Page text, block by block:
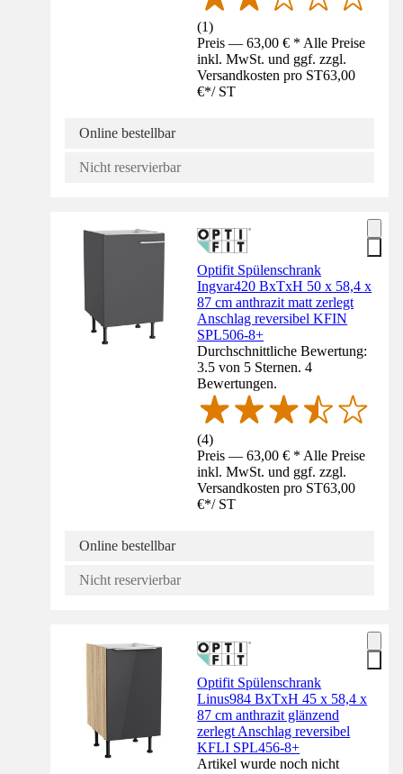
(1)
Preis — 63,00 € * Alle Preise
inkl. MwSt. und ggf. zzgl.
Versandkosten pro ST63,00
€*/ ST
Online bestellbar
Nicht reservierbar
Optifit Spülenschrank
Ingvar420 BxTxH 50 x 58,4 x
87 cm anthrazit matt zerlegt
Anschlag reversibel KFIN
SPL506-8+
Durchschnittliche Bewertung:
3.5 von 5 Sternen. 4
Bewertungen.
(4)
Preis — 63,00 € * Alle Preise
inkl. MwSt. und ggf. zzgl.
Versandkosten pro ST63,00
€*/ ST
Online bestellbar
Nicht reservierbar
Optifit Spülenschrank
Linus984 BxTxH 45 x 58,4 x
87 cm anthrazit glänzend
zerlegt Anschlag reversibel
KFLI SPL456-8+
Artikel wurde noch nicht